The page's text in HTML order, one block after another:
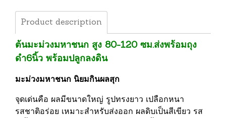
Product description
ต้นมะม่วงมหาชนก สูง 80-120 ซม.ส่งพร้อมถุง
ดำ6นิ้ว พร้อมปลูกลงดิน
มะม่วงมหาชนก นิยมกินผลสุก
จุดเด่นคือ ผลมีขนาดใหญ่ รูปทรงยาว เปลือกหนา
รสชาติอร่อย เหมาะสำหรับส่งออก ผลดิบเป็นสีเขียว รส